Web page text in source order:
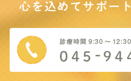
心を込めてサポート